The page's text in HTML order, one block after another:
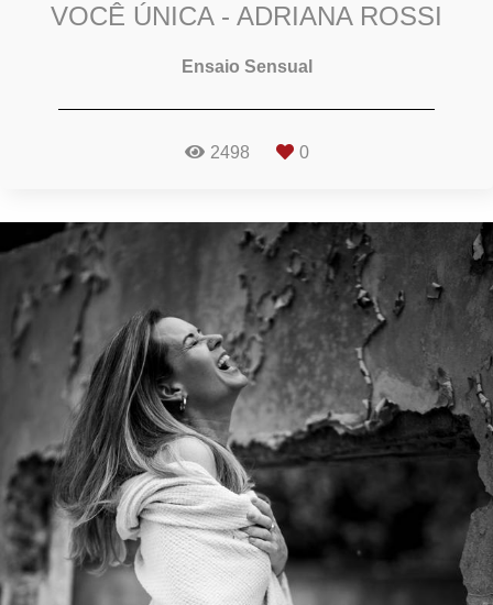
VOCÊ ÚNICA - ADRIANA ROSSI
Ensaio Sensual
2498 0